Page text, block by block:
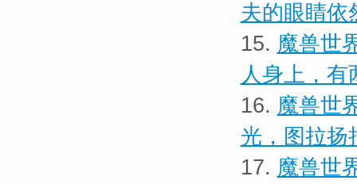
夫的眼睛依
15. 魔兽世
人身上，有
16. 魔兽世
光，图拉扬
17. 魔兽世